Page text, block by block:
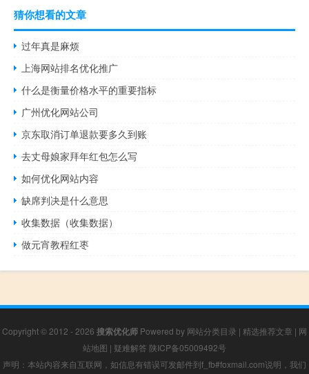
猜你想看的文章
过年真是麻烦
上海网站排名优化推广
什么是衡量价格水平的重要指标
广州优化网站公司
京东取消订单退款要多久到账
去丈母娘家拜年红包怎么写
如何优化网站内容
缺席判决是什么意思
收集数据（收集数据）
做元宵教程红枣
Copyright © 2012 - 2026 搜索优化师 Powered by 网站分类目录 | 精选推荐文章 | 网
站地图 | 疑难解答 陕ICP备05009492号
声明：本站内容来自互联网，如信息有错误可发邮件到f_fb#foxmail.com说明，我们